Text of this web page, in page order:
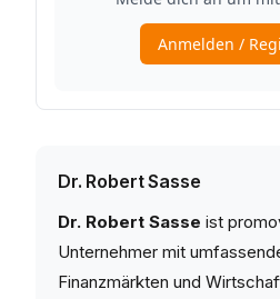
Dr. Robert Sasse
Dr. Robert Sasse ist
Unternehmer mit
Finanzmärkten und